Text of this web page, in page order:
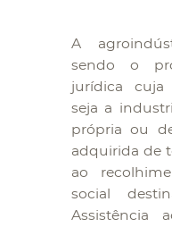
A
sendo o
jurídica cuja
seja a
própria ou
adquirida de
ao
social
Assistência